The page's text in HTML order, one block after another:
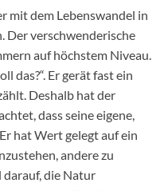
mit dem Lebenswandel in
Der verschwenderische
auf höchstem Niveau.
das?“. Er gerät fast ein
Deshalb hat der
dass seine eigene,
hat Wert gelegt auf ein
andere zu
die Natur